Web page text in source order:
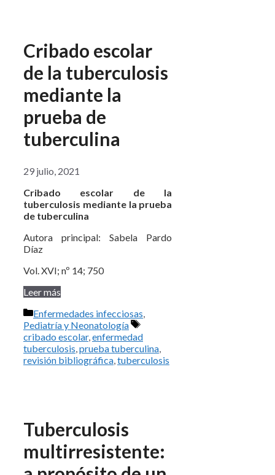
Cribado escolar
de la tuberculosis
mediante la
prueba de
tuberculina
29 julio, 2021
Cribado escolar de la
tuberculosis mediante la prueba
de tuberculina
Autora principal: Sabela Pardo
Díaz
Vol. XVI; nº 14; 750
Leer más
Categorías
Enfermedades infecciosas,
Pediatría y Neonatología
Etiquetas
cribado escolar,enfermedad
tuberculosis,prueba tuberculina,
revisión bibliográfica,tuberculosis
Tuberculosis
multirresistente: